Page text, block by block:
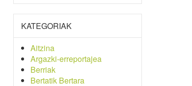
KATEGORIAK
Aitzina
Argazki-erreportajea
Berriak
Bertatik Bertara